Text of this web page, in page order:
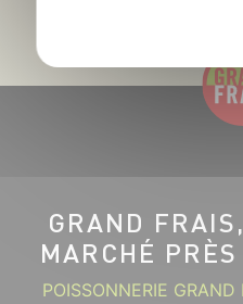
GRAND
MARCHÉ
POISSONNERIE